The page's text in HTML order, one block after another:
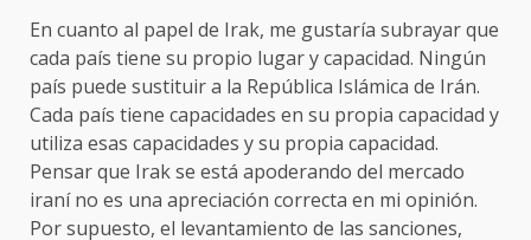
En cuanto al papel de Irak, me gustaría subrayar que
cada país tiene su propio lugar y capacidad. Ningún
país puede sustituir a la República Islámica de Irán.
Cada país tiene capacidades en su propia capacidad y
utiliza esas capacidades y su propia capacidad.
Pensar que Irak se está apoderando del mercado
iraní no es una apreciación correcta en mi opinión.
Por supuesto, el levantamiento de las sanciones,